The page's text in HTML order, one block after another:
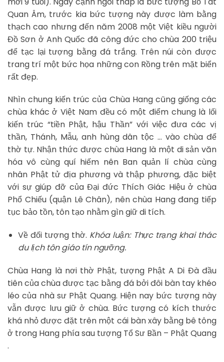
Quan Âm, trước kia bức tượng này được làm bằng
thạch cao nhưng đến năm 2008 một Việt kiều người
Đồ Sơn ở Anh Quốc đã công đức cho chùa 200 triệu
để tạc lại tượng bằng đá trắng. Trên núi còn được
trang trí một bức họa những con Rồng trên mặt biển
rất đẹp.
Nhìn chung kiến trúc của Chùa Hang cũng giống các
chùa khác ở Việt Nam đều có một điểm chung là lối
kiến trúc “tiền Phật, hậu Thần” với việc đưa các vị
thần, Thánh, Mẫu, anh hùng dân tộc … vào chùa để
thờ tự. Nhận thức được chùa Hang là một di sản văn
hóa vô cùng quí hiếm nên Ban quản lí chùa cùng
nhân Phật tử địa phương và thập phương, đặc biệt
với sự giúp đỡ của Đại đức Thích Giác Hiệu ở chùa
Phổ Chiếu (quận Lê Chân), nên chùa Hang đang tiếp
tục bảo tồn, tôn tạo nhằm gìn giữ di tích.
Về đối tượng thờ. Khóa luận: Thực trạng khai thác
du lịch tôn giáo tín ngưỡng.
Chùa Hang là nơi thờ Phật, tượng Phật A Di Đà đầu
tiên của chùa được tạc bằng đá bởi đôi bàn tay khéo
léo của nhà sư Phật Quang. Hiện nay bức tượng này
vẫn được lưu giữ ở chùa. Bức tượng có kích thước
khá nhỏ được đặt trên một cái bàn xây bằng bê tông
ở trong Hang phía sau tượng Tổ Sư Bần – Phật Quang
.